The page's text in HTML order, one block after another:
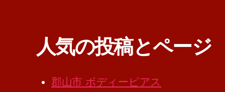
人気の投稿とページ
郡山市 ボディーピアス